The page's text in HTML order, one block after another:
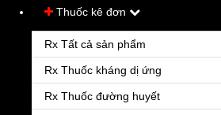
Thuốc kê đơn
Rx Tất cả sản phẩm
Rx Thuốc kháng dị ứng
Rx Thuốc đường huyết